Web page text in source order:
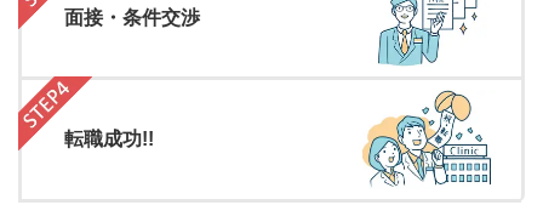
面接・条件交渉
転職成功!!